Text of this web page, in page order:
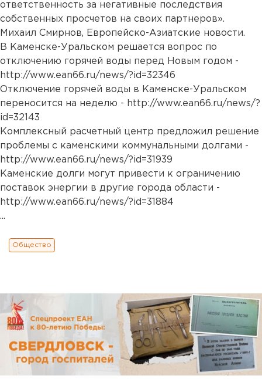
ответственность за негативные последствия
собственных просчетов на своих партнеров».
Михаил Смирнов, Европейско-Азиатские новости.
В Каменске-Уральском решается вопрос по
отключению горячей воды перед Новым годом -
http://www.ean66.ru/news/?id=32346
Отключение горячей воды в Каменске-Уральском
переносится на неделю - http://www.ean66.ru/news/?
id=32143
Комплексный расчетный центр предложил решение
проблемы с каменскими коммунальными долгами -
http://www.ean66.ru/news/?id=31939
Каменские долги могут привести к ограничению
поставок энергии в другие города области -
http://www.ean66.ru/news/?id=31884
...
Общество